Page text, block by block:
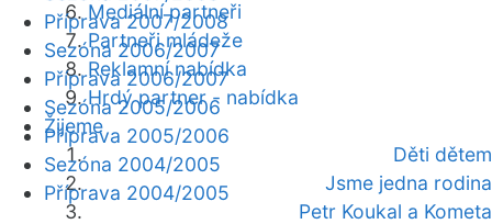
Mediální partneři
Partneři mládeže
Reklamní nabídka
Hrdý partner - nabídka
Žijeme
Děti dětem
Jsme jedna rodina
Petr Koukal a Kometa
Příprava 2007/2008
Sezóna 2006/2007
Příprava 2006/2007
Sezóna 2005/2006
Příprava 2005/2006
Sezóna 2004/2005
Příprava 2004/2005